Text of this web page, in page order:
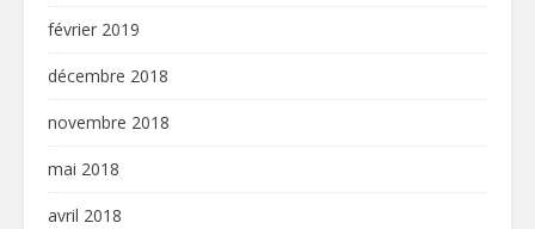
février 2019
décembre 2018
novembre 2018
mai 2018
avril 2018